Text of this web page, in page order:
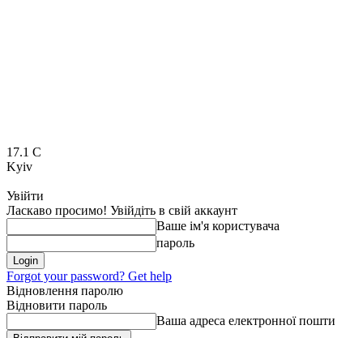
17.1 C
Kyiv
Увійти
Ласкаво просимо! Увійдіть в свій аккаунт
Ваше ім'я користувача
пароль
Forgot your password? Get help
Відновлення паролю
Відновити пароль
Ваша адреса електронної пошти